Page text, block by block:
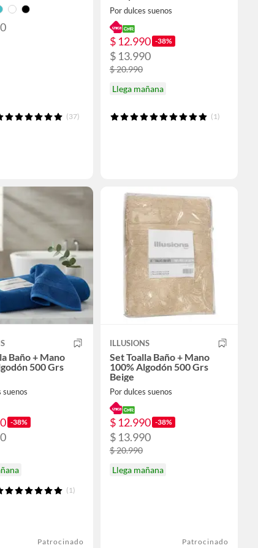
(37)
Por dulces suenos
$ 12.990 -38%
$ 13.990
$ 20.990
Llega mañana
(1)
Baño + Mano
500 Grs
suenos
-38%
(1)
Patrocinado
ILLUSIONS
Set Toalla Baño + Mano
100% Algodón 500 Grs
Beige
Por dulces suenos
$ 12.990 -38%
$ 13.990
$ 20.990
Llega mañana
Patrocinado